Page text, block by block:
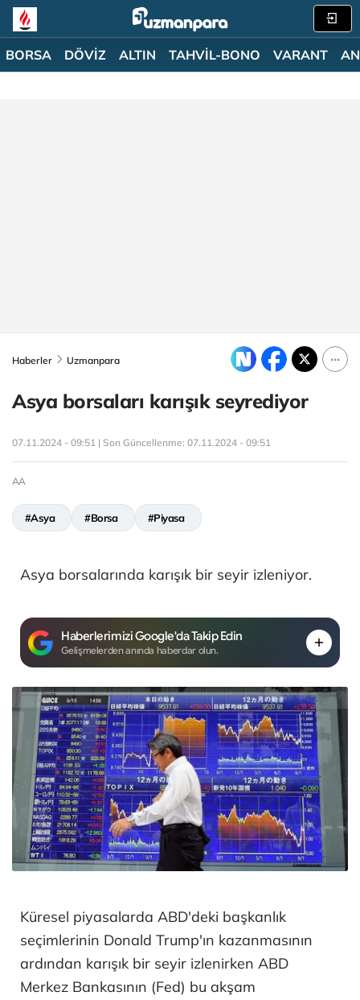
BORSA DÖVİZ ALTIN TAHVİL-BONO VARANT
Haberler Uzmanpara
Asya borsaları karışık seyrediyor
07.11.2024 - 09:51 | Son Güncellenme: 07.11.2024 - 09:51
AA
#Asya #Borsa #Piyasa
Asya borsalarında karışık bir seyir izleniyor.
Haberlerimizi Google'da Takip Edin
Gelişmelerden anında haberdar olun.
Küresel piyasalarda ABD'deki başkanlık
seçimlerinin Donald Trump'ın kazanmasının
ardından karışık bir seyir izlenirken ABD
Merkez Bankasının (Fed) bu akşam